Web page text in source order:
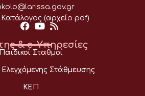
Κατάλογος (αρχείο pdf)
& e-Υπηρεσίες
Παιδικοί Σταθμοί
Στάθμευσης
ΚΕΠ